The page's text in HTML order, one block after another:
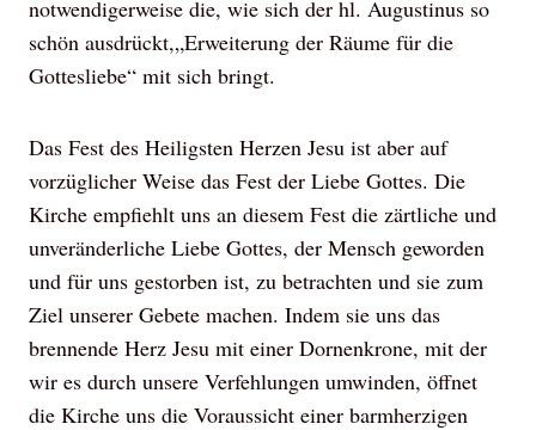
notwendigerweise die, wie sich der hl. Augustinus so
schön ausdrückt,„Erweiterung der Räume für die
Gottesliebe“ mit sich bringt.
Das Fest des Heiligsten Herzen Jesu ist aber auf
vorzüglicher Weise das Fest der Liebe Gottes. Die
Kirche empfiehlt uns an diesem Fest die zärtliche und
unveränderliche Liebe Gottes, der Mensch geworden
und für uns gestorben ist, zu betrachten und sie zum
Ziel unserer Gebete machen. Indem sie uns das
brennende Herz Jesu mit einer Dornenkrone, mit der
wir es durch unsere Verfehlungen umwinden, öffnet
die Kirche uns die Voraussicht einer barmherzigen